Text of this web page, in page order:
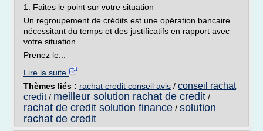
1. Faites le point sur votre situation
Un regroupement de crédits est une opération bancaire
nécessitant du temps et des justificatifs en rapport avec
votre situation.
Prenez le...
Lire la suite
Thèmes liés : rachat credit conseil avis / conseil rachat
credit/ meilleur solution rachat de credit /
rachat de credit solution finance / solution
rachat de credit